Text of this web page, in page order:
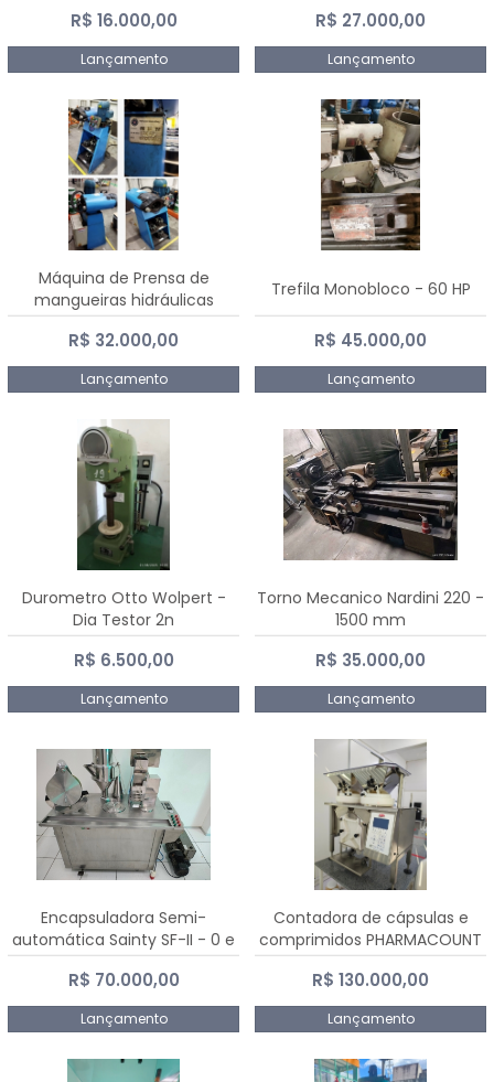
R$ 16.000,00
Lançamento
R$ 27.000,00
Lançamento
Máquina de Prensa de
mangueiras hidráulicas
PE50TF - 2017
R$ 32.000,00
Lançamento
Trefila Monobloco - 60 HP
R$ 45.000,00
Lançamento
Durometro Otto Wolpert -
Dia Testor 2n
R$ 6.500,00
Lançamento
Torno Mecanico Nardini 220 -
1500 mm
R$ 35.000,00
Lançamento
Encapsuladora Semi-
automática Sainty SF-II - 0 e
00
R$ 70.000,00
Lançamento
Contadora de cápsulas e
comprimidos PHARMACOUNT
- 2-2R3
R$ 130.000,00
Lançamento